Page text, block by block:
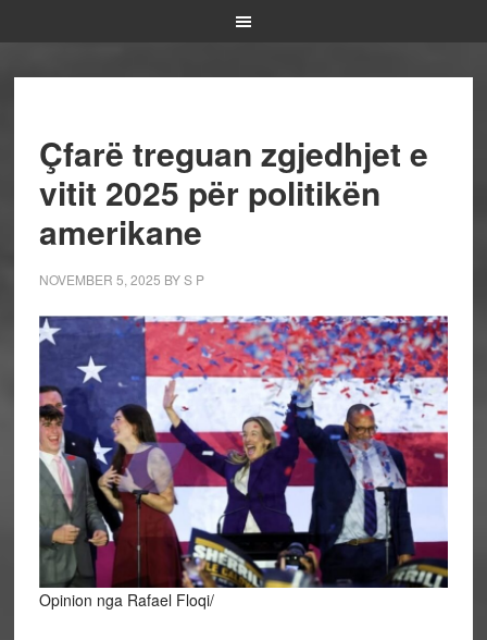
Çfarë treguan zgjedhjet e
vitit 2025 për politikën
amerikane
NOVEMBER 5, 2025 BYS P
Opinion nga Rafael Floqi/